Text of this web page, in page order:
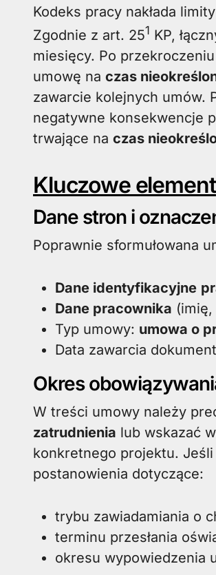
Kodeks pracy nakłada
Zgodnie z art. 251 KP,
miesięcy. Po
umowę na czas
zawarcie kolejnych umów.
negatywne konsekwencje
trwające na czas
Kluczowe
Dane stron i
Poprawnie sformułowana
Dane identyfikacyjne
Dane pracownika (imię,
Typ umowy: umowa o
Data zawarcia
Okres
W treści umowy należy
zatrudnienia lub wskazać
konkretnego projektu.
postanowienia dotyczące:
trybu zawiadamiania o
terminu przesłania
okresu wypowiedzenia